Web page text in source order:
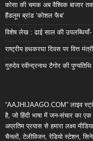
कोसा की चमक अब वैश्विक बाजार
हैंडलूम ब्रांड ‘कोशल फैब’
विशेष लेख : ढाई साल की
राष्ट्रीय हथकरघा दिवस पर वित्त
गुरुदेव रवीन्द्रनाथ टैगोर की
“AAJHIJAAGO.COM” लाइव
है, जो हिंदी भाषा में जन-संचार का
अप्रतिम प्रयास से हमारा लक्ष्य
चैनलों, टेलीविजन, रेडियो स्टेशन,